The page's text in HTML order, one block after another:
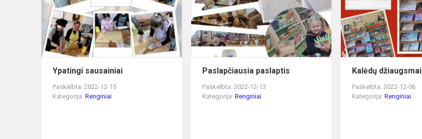
Ypatingi sausainiai
Paskelbta: 2022-12-15
Kategorija: Renginiai
Paslapčiausia paslaptis
Paskelbta: 2022-12-13
Kategorija:Renginiai
Kalėdų džiaugsmai
Paskelbta: 2022-12-06
Kategorija:Renginiai